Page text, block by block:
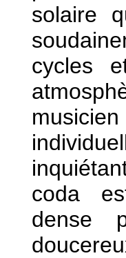
solaire
cycles
coda
dense